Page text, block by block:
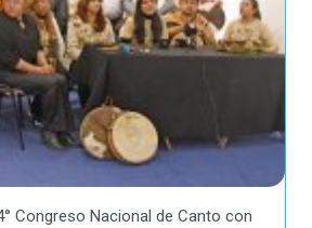
Congreso Nacional de Canto con